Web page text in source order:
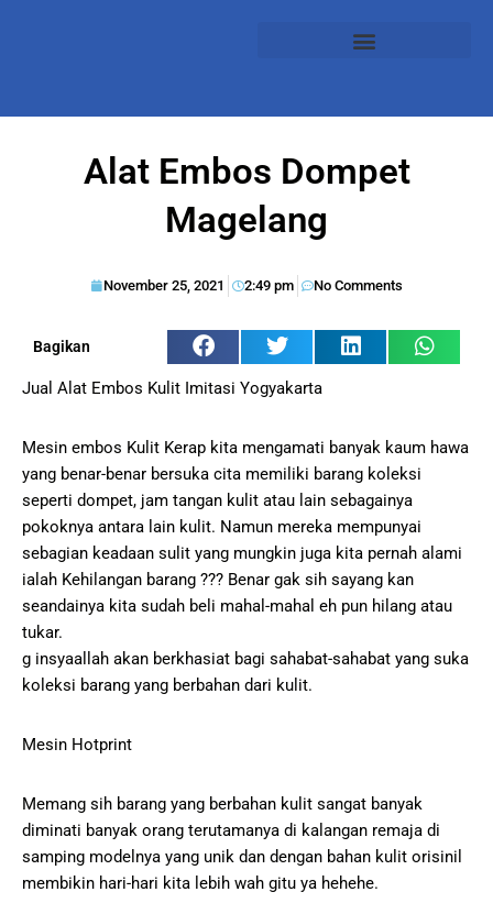
Alat Embos Dompet
Magelang
November 25, 2021 2:49 pm No Comments
Bagikan
Jual Alat Embos Kulit Imitasi Yogyakarta
Mesin embos Kulit Kerap kita mengamati banyak kaum hawa
yang benar-benar bersuka cita memiliki barang koleksi
seperti dompet, jam tangan kulit atau lain sebagainya
pokoknya antara lain kulit. Namun mereka mempunyai
sebagian keadaan sulit yang mungkin juga kita pernah alami
ialah Kehilangan barang ??? Benar gak sih sayang kan
seandainya kita sudah beli mahal-mahal eh pun hilang atau
tukar.
g insyaallah akan berkhasiat bagi sahabat-sahabat yang suka
koleksi barang yang berbahan dari kulit.
Mesin Hotprint
Memang sih barang yang berbahan kulit sangat banyak
diminati banyak orang terutamanya di kalangan remaja di
samping modelnya yang unik dan dengan bahan kulit orisinil
membikin hari-hari kita lebih wah gitu ya hehehe.